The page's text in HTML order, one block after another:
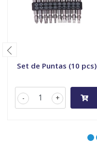
Set de Puntas (10 pcs)
+
-